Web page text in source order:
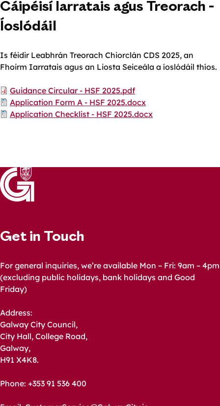
Cáipéisí Iarratais agus Treorach -
Íoslódáil
Is féidir Leabhrán Treorach Chiorclán CDS 2025, an
Fhoirm Iarratais agus an Liosta Seiceála a íoslódáil thíos.
Document
Guidance Circular - HSF 2025.pdf
Document
Application Form A - HSF 2025.docx
Document
Application Checklist - HSF 2025.docx
Get in Touch
For general inquiries, we’re available Mon – Fri: 9am – 4pm
(excluding public holidays, bank holidays and Good
Friday)
Address:
Galway City Council,
City Hall, College Road,
Galway,
H91 X4K8.
Phone: +353 91 536 400